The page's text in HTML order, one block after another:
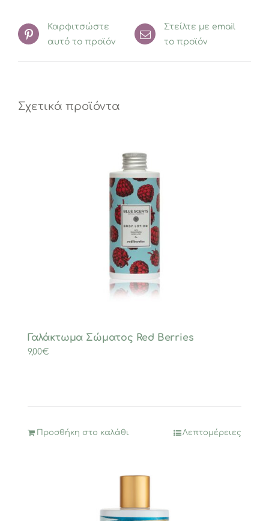
Καρφιτσώστε
αυτό το προϊόν
Στείλτε με email
το προϊόν
Σχετικά προϊόντα
Γαλάκτωμα Σώματος Red Berries
9,00€
Προσθήκη στο καλάθι Λεπτομέρειες